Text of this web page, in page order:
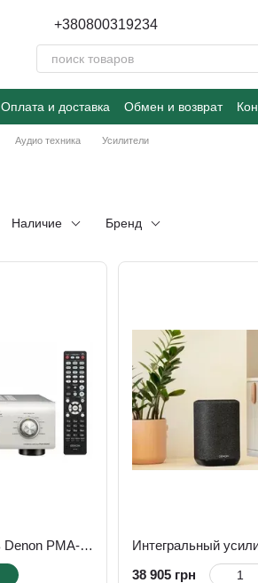
+380800319234
Оплата и доставка Обмен и возврат
Аудио техника Усилители
Наличие Бренд
Интегральный усилитель Denon PMA-600NE silver
38 905 грн